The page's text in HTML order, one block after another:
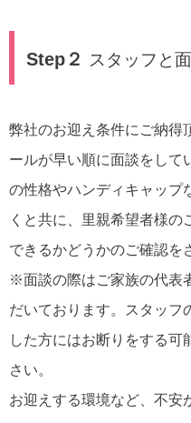
Step２ スタッフと
弊社のお迎え条件にご納得
ールが早い順に面談をして
の性格やハンディキャップ
くと共に、里親希望者様
できるかどうかのご確認を
※面談の際はご家族の代表
だいております。スタッフ
した方にはお断りをする可
さい。
お迎えする環境など、不安